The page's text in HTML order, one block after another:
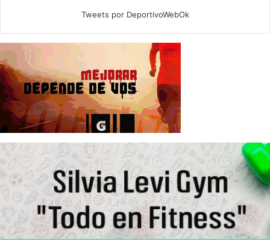
Tweets por DeportivoWebOk